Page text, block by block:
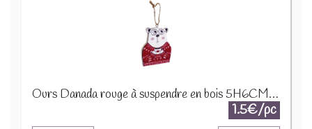
Ours Danada rouge à suspendre en bois 5H6CM 12160
1.5€/pc